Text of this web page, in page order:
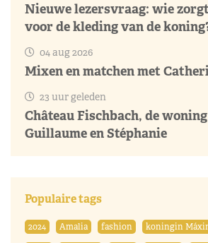
Nieuwe lezersvraag: wie
voor de kleding van de
04 aug 2026
Mixen en matchen met
23 uur geleden
Château Fischbach, de
Guillaume en Stéphanie
Populaire tags
2024 Amalia fashion koningin